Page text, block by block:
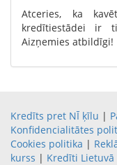
Atceries, ka
kredītiestādei ir
Aizņemies atbildīgi!
Kredīts pret NĪ ķīlu |
Konfidencialitātes
Cookies politika |
kurss | Kredīti Lietuvā